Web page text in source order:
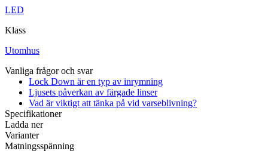
Övrigt
TillbehörLED-indikatorer Detektorer
MED-klassade
LarmkommunikationStrömförsörjning
LED
Klass
Utomhus
Vanliga frågor och svar
Lock Down är en typ av inrymning
Ljusets påverkan av färgade linser
Vad är viktigt att tänka på vid varseblivning?
Specifikationer
Ladda ner
Varianter
Matningsspänning